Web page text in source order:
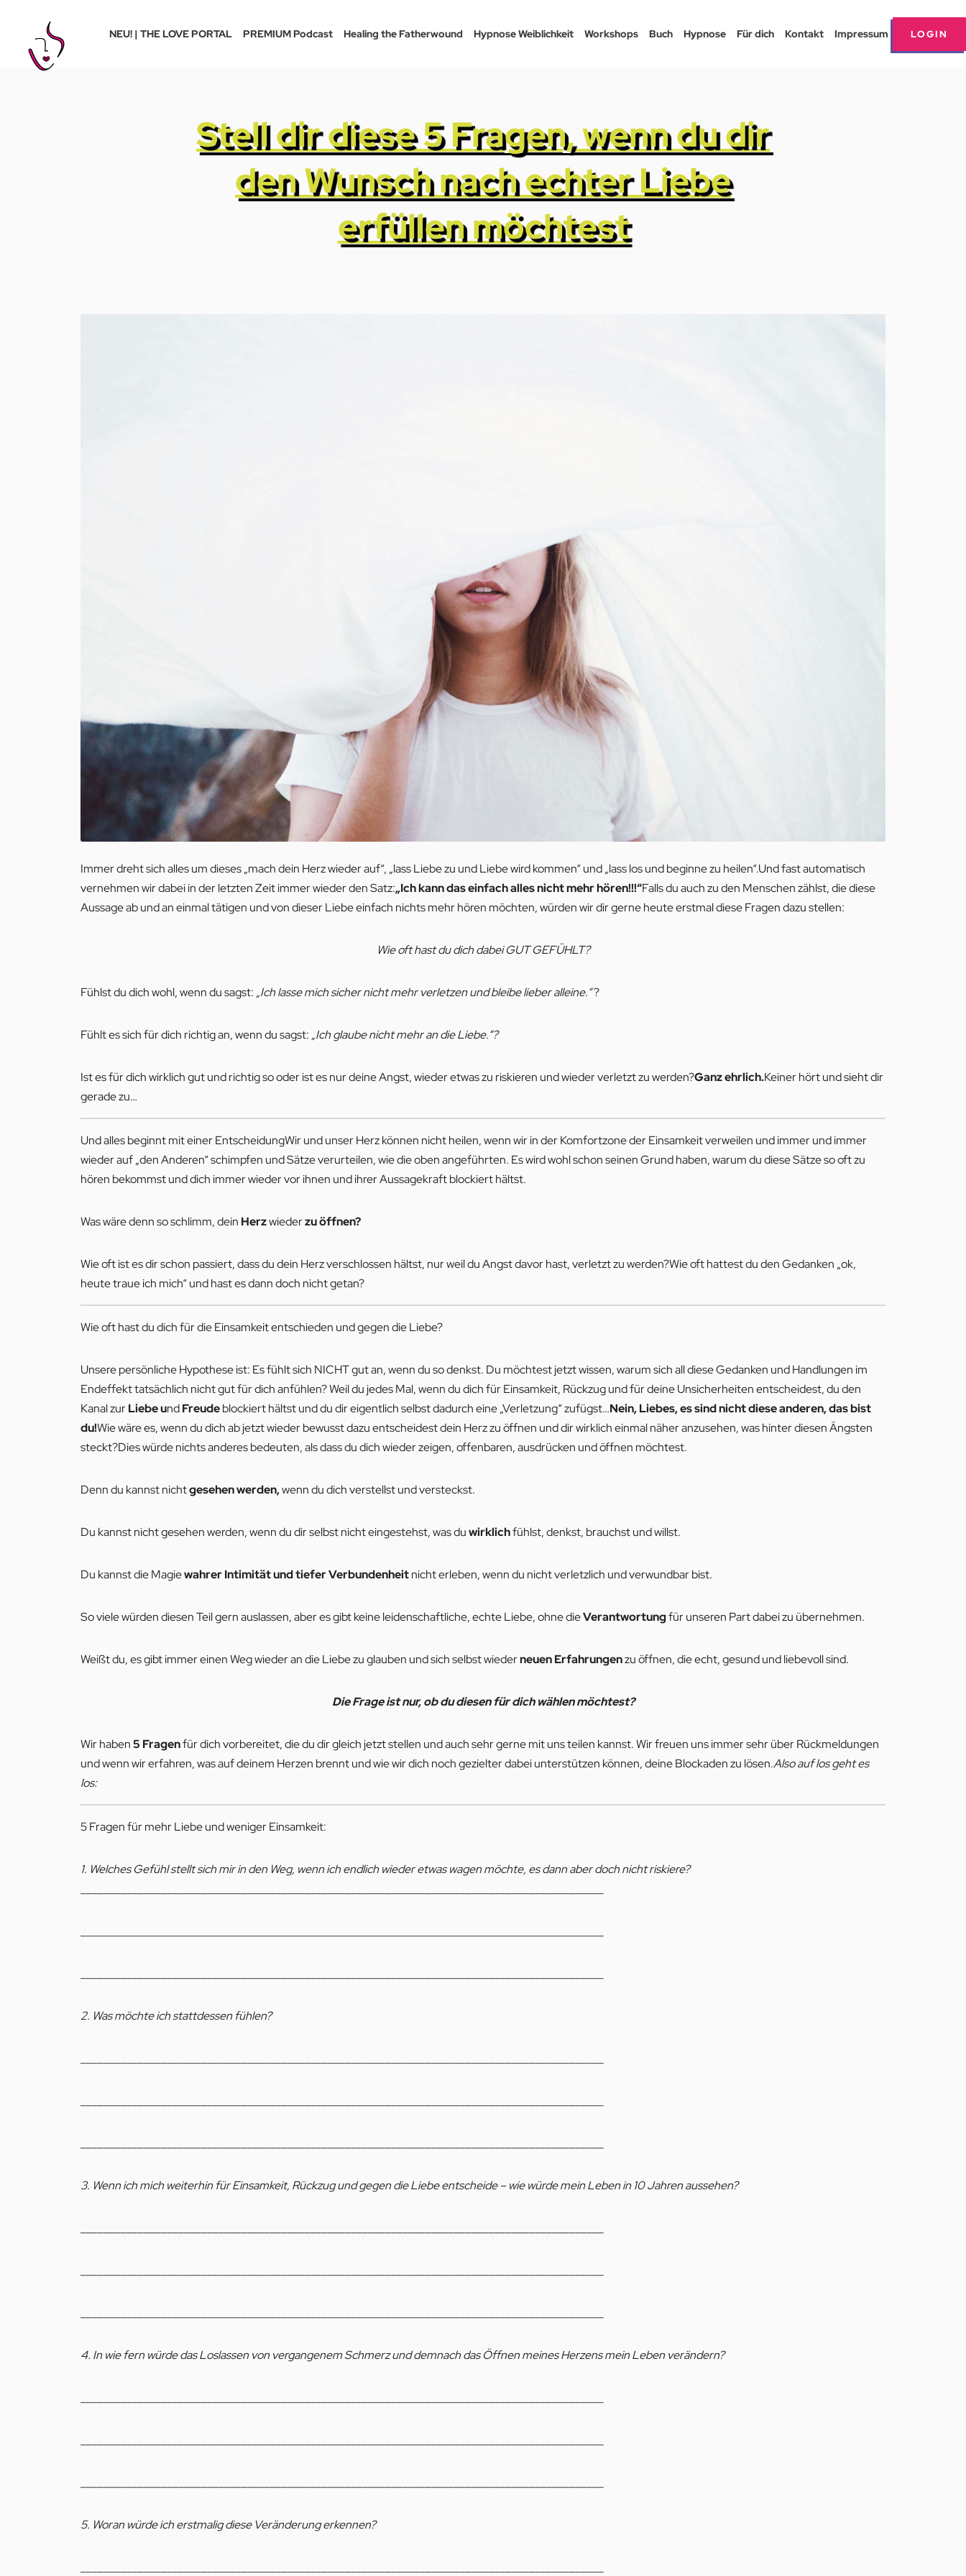
NEU! | THE LOVE PORTAL PREMIUM Podcast Healing the Fatherwound Hypnose Weiblichkeit Workshops Buch Hypnose Für dich Kontakt Impressum LOGIN
Stell dir diese 5 Fragen, wenn du dir
den Wunsch nach echter Liebe
erfüllen möchtest
Immer dreht sich alles um dieses „mach dein Herz wieder auf“, „lass Liebe zu und Liebe wird kommen“ und „lass los und beginne zu heilen“.Und fast automatisch
vernehmen wir dabei in der letzten Zeit immer wieder den Satz:„Ich kann das einfach alles nicht mehr hören!!!“Falls du auch zu den Menschen zählst, die diese
Aussage ab und an einmal tätigen und von dieser Liebe einfach nichts mehr hören möchten, würden wir dir gerne heute erstmal diese Fragen dazu stellen:
Wie oft hast du dich dabei GUT GEFÜHLT?
Fühlst du dich wohl, wenn du sagst: „Ich lasse mich sicher nicht mehr verletzen und bleibe lieber alleine.“?
Fühlt es sich für dich richtig an, wenn du sagst: „Ich glaube nicht mehr an die Liebe.“?
Ist es für dich wirklich gut und richtig so oder ist es nur deine Angst, wieder etwas zu riskieren und wieder verletzt zu werden?Ganz ehrlich.Keiner hört und sieht dir
gerade zu…
Und alles beginnt mit einer EntscheidungWir und unser Herz können nicht heilen, wenn wir in der Komfortzone der Einsamkeit verweilen und immer und immer
wieder auf „den Anderen“ schimpfen und Sätze verurteilen, wie die oben angeführten. Es wird wohl schon seinen Grund haben, warum du diese Sätze so oft zu
hören bekommst und dich immer wieder vor ihnen und ihrer Aussagekraft blockiert hältst.
Was wäre denn so schlimm, dein Herzwiederzu öffnen?
Wie oft ist es dir schon passiert, dass du dein Herz verschlossen hältst, nur weil du Angst davor hast, verletzt zu werden?Wie oft hattest du den Gedanken „ok,
heute traue ich mich“ und hast es dann doch nicht getan?
Wie oft hast du dich für die Einsamkeit entschieden und gegen die Liebe?
Unsere persönliche Hypothese ist: Es fühlt sich NICHT gut an, wenn du so denkst. Du möchtest jetzt wissen, warum sich all diese Gedanken und Handlungen im
Endeffekt tatsächlich nicht gut für dich anfühlen? Weil du jedes Mal, wenn du dich für Einsamkeit, Rückzug und für deine Unsicherheiten entscheidest, du den
Kanal zurLiebe undFreudeblockiert hältst und du dir eigentlich selbst dadurch eine „Verletzung“ zufügst…Nein, Liebes, es sind nicht diese anderen, das bist
du!Wie wäre es, wenn du dich ab jetzt wieder bewusst dazu entscheidest dein Herz zu öffnen und dir wirklich einmal näher anzusehen, was hinter diesen Ängsten
steckt?Dies würde nichts anderes bedeuten, als dass du dich wieder zeigen, offenbaren, ausdrücken und öffnen möchtest.
Denn du kannst nichtgesehen werden,wenn du dich verstellst und versteckst.
Du kannst nicht gesehen werden, wenn du dir selbst nicht eingestehst, was duwirklichfühlst, denkst, brauchst und willst.
Du kannst die Magiewahrer Intimität und tiefer Verbundenheitnicht erleben, wenn du nicht verletzlich und verwundbar bist.
So viele würden diesen Teil gern auslassen, aber es gibt keine leidenschaftliche, echte Liebe, ohne dieVerantwortungfür unseren Part dabei zu übernehmen.
Weißt du, es gibt immer einen Weg wieder an die Liebe zu glauben und sich selbst wiederneuen Erfahrungenzu öffnen, die echt, gesund und liebevoll sind.
Die Frage ist nur, ob du diesen für dich wählen möchtest?
Wir haben5 Fragenfür dich vorbereitet, die du dir gleich jetzt stellen und auch sehr gerne mit uns teilen kannst. Wir freuen uns immer sehr über Rückmeldungen
und wenn wir erfahren, was auf deinem Herzen brennt und wie wir dich noch gezielter dabei unterstützen können, deine Blockaden zu lösen.Also auf los geht es
los:
5 Fragen für mehr Liebe und weniger Einsamkeit:
1. Welches Gefühl stellt sich mir in den Weg, wenn ich endlich wieder etwas wagen möchte, es dann aber doch nicht riskiere?
2. Was möchte ich stattdessen fühlen?
3. Wenn ich mich weiterhin für Einsamkeit, Rückzug und gegen die Liebe entscheide – wie würde mein Leben in 10 Jahren aussehen?
4. In wie fern würde das Loslassen von vergangenem Schmerz und demnach das Öffnen meines Herzens mein Leben verändern?
5. Woran würde ich erstmalig diese Veränderung erkennen?